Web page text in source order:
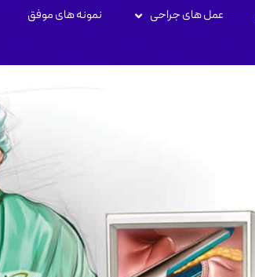
عمل های جراحی نمونه های موفق